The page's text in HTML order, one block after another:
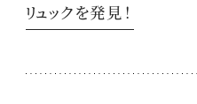
リュックを発見！